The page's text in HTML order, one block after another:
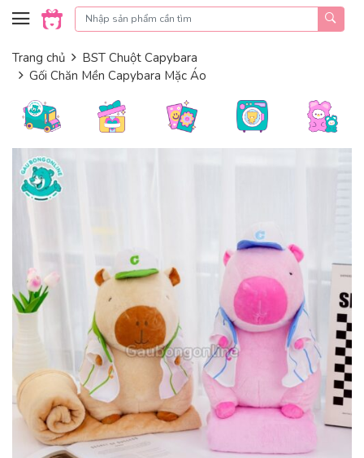
Skip to content
Trang chủ
BST Chuột Capybara
Gối Chăn Mền Capybara Mặc Áo